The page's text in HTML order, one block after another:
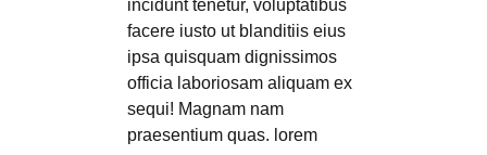
incidunt tenetur, voluptatibus
facere iusto ut blanditiis eius
ipsa quisquam dignissimos
officia laboriosam aliquam ex
sequi! Magnam nam
praesentium quas. lorem